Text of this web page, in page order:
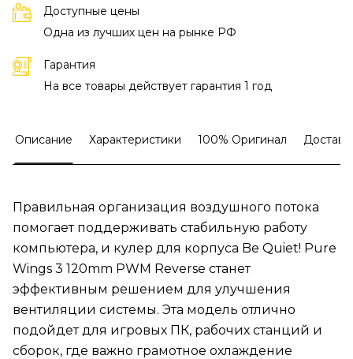
Доступные цены
Одна из лучших цен на рынке РФ
Гарантия
На все товары действует гарантия 1 год
Описание Характеристики 100% Оригинал
Правильная организация воздушного потока
помогает поддерживать стабильную работу
компьютера, и кулер для корпуса Be Quiet! Pure
Wings 3 120mm PWM Reverse станет
эффективным решением для улучшения
вентиляции системы. Эта модель отлично
подойдет для игровых ПК, рабочих станций и
сборок, где важно грамотное охлаждение